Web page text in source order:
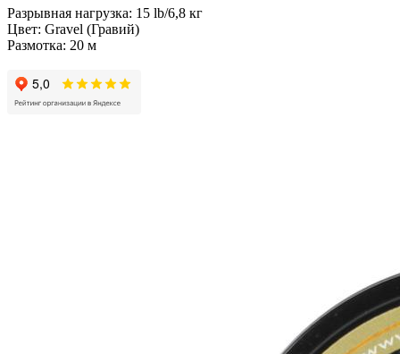
Разрывная нагрузка: 15 lb/6,8 кг
Цвет: Gravel (Гравий)
Размотка: 20 м